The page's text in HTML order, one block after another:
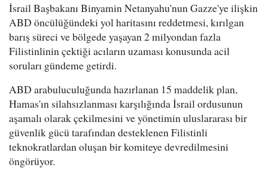
İsrail Başbakanı Binyamin Netanyahu'nun Gazze'ye ilişkin
ABD öncülüğündeki yol haritasını reddetmesi, kırılgan
barış süreci ve bölgede yaşayan 2 milyondan fazla
Filistinlinin çektiği acıların uzaması konusunda acil
soruları gündeme getirdi.
ABD arabuluculuğunda hazırlanan 15 maddelik plan,
Hamas'ın silahsızlanması karşılığında İsrail ordusunun
aşamalı olarak çekilmesini ve yönetimin uluslararası bir
güvenlik gücü tarafından desteklenen Filistinli
teknokratlardan oluşan bir komiteye devredilmesini
öngörüyor.